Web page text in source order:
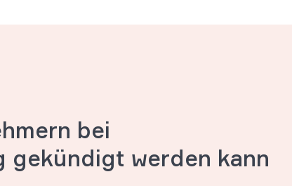
bei
gekündigt werden kann